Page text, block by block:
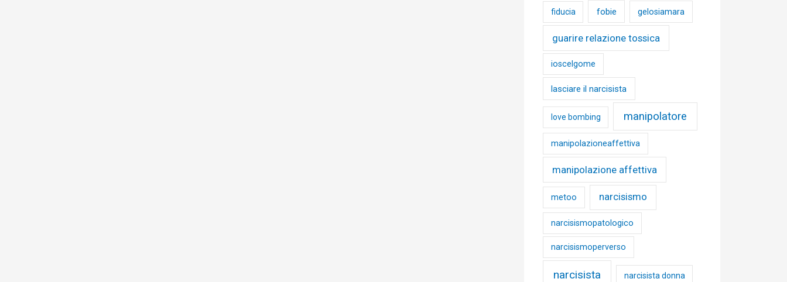
fiducia fobie gelosiamara
guarire relazione tossica
ioscelgome
lasciare il narcisista
love bombing manipolatore
manipolazioneaffettiva
manipolazione affettiva
metoo narcisismo
narcisismopatologico
narcisismoperverso
narcisista narcisista donna